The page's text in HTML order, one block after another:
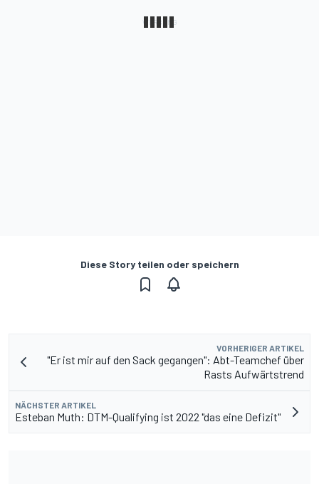
Diese Story teilen oder speichern
VORHERIGER ARTIKEL
"Er ist mir auf den Sack gegangen": Abt-Teamchef über
Rasts Aufwärtstrend
NÄCHSTER ARTIKEL
Esteban Muth: DTM-Qualifying ist 2022 "das eine Defizit"